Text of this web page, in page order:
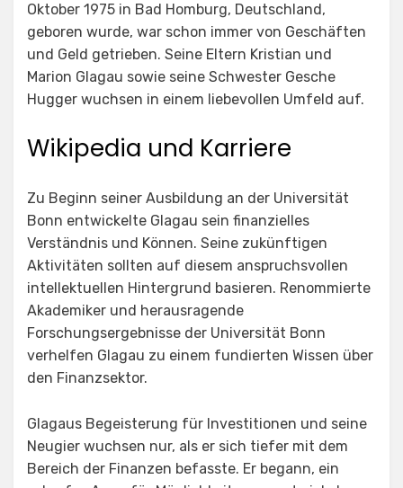
Oktober 1975 in Bad Homburg, Deutschland,
geboren wurde, war schon immer von Geschäften
und Geld getrieben. Seine Eltern Kristian und
Marion Glagau sowie seine Schwester Gesche
Hugger wuchsen in einem liebevollen Umfeld auf.
Wikipedia und Karriere
Zu Beginn seiner Ausbildung an der Universität
Bonn entwickelte Glagau sein finanzielles
Verständnis und Können. Seine zukünftigen
Aktivitäten sollten auf diesem anspruchsvollen
intellektuellen Hintergrund basieren. Renommierte
Akademiker und herausragende
Forschungsergebnisse der Universität Bonn
verhelfen Glagau zu einem fundierten Wissen über
den Finanzsektor.
Glagaus Begeisterung für Investitionen und seine
Neugier wuchsen nur, als er sich tiefer mit dem
Bereich der Finanzen befasste. Er begann, ein